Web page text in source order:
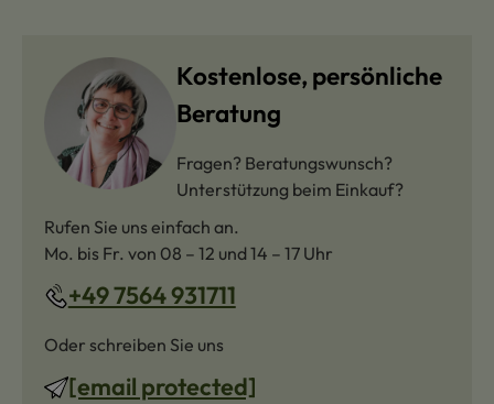
Kostenlose, persönliche
Beratung
Fragen? Beratungswunsch?
Unterstützung beim Einkauf?
Rufen Sie uns einfach an.
Mo. bis Fr. von 08 – 12 und 14 – 17 Uhr
+49 7564 931711
Oder schreiben Sie uns
[email protected]